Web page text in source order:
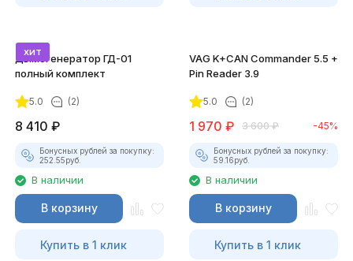
хит
Дымогенератор ГД-01
полный комплект
5.0 (2)
8 410 ₽
Бонусных рублей за покупку:
252.55руб.
В наличии
В корзину
Купить в 1 клик
VAG K+CAN Commander 5.5 +
Pin Reader 3.9
5.0 (2)
1 970 ₽ 3 600 ₽ -45%
Бонусных рублей за покупку:
59.16руб.
В наличии
В корзину
Купить в 1 клик